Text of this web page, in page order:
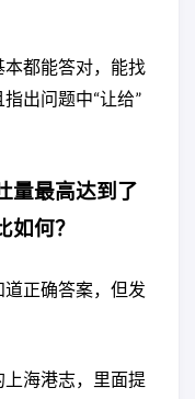
都能答对，能找
出问题中“让给”
量最高达到了
如何？
正确答案，但发
海港志，里面提